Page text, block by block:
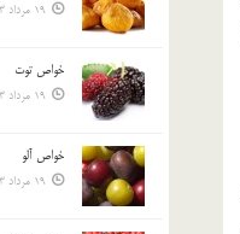
19 مرداد 03
خواص توت
19 مرداد 03
خواص آلو
19 مرداد 03